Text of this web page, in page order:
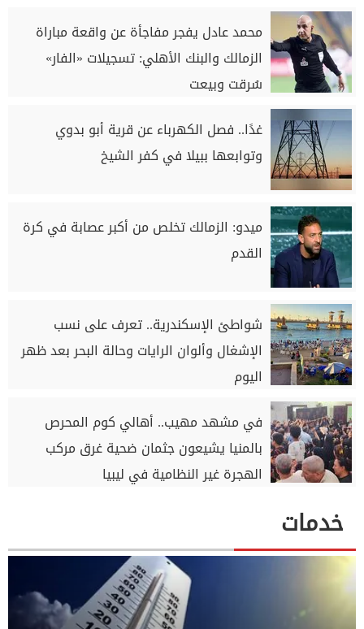
محمد عادل يفجر مفاجأة عن واقعة مباراة
الزمالك والبنك الأهلي: تسجيلات «الفار»
سُرقت وبيعت
غدًا.. فصل الكهرباء عن قرية أبو بدوي
وتوابعها ببيلا في كفر الشيخ
ميدو: الزمالك تخلص من أكبر عصابة في كرة
القدم
شواطئ الإسكندرية.. تعرف على نسب
الإشغال وألوان الرايات وحالة البحر بعد ظهر
اليوم
في مشهد مهيب.. أهالي كوم المحرص
بالمنيا يشيعون جثمان ضحية غرق مركب
الهجرة غير النظامية في ليبيا
خدمات